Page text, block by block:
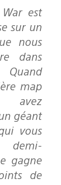
sur un
nous
dans
map
géant
vous
gagne
de